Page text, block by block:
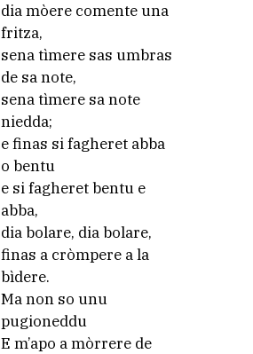
dia mòere comente una
fritza,
sena tìmere sas umbras
de sa note,
sena tìmere sa note
niedda;
e finas si fagheret abba
o bentu
e si fagheret bentu e
abba,
dia bolare, dia bolare,
finas a cròmpere a la
bìdere.
Ma non so unu
pugioneddu
E m’apo a mòrrere de